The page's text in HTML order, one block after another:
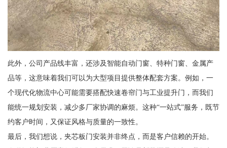
此外，公司产品线丰富，还涉及智能自动门窗、特种门窗、金属产
品等，这意味着我们可以为大型项目提供整体配套方案。例如，一
个现代化物流中心可能需要搭配快速卷帘门与工业提升门，而我们
能统一规划安装，减少多厂家协调的麻烦。这种“一站式”服务，既节
约客户时间，又保证风格与质量的一致性。
最后，我们想说，夹芯板门安装并非终点，而是客户信赖的开始。